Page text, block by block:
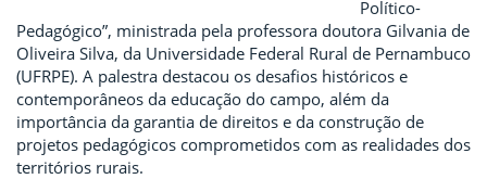
Político-
Pedagógico”, ministrada pela professora doutora Gilvania de
Oliveira Silva, da Universidade Federal Rural de Pernambuco
(UFRPE). A palestra destacou os desafios históricos e
contemporâneos da educação do campo, além da
importância da garantia de direitos e da construção de
projetos pedagógicos comprometidos com as realidades dos
territórios rurais.